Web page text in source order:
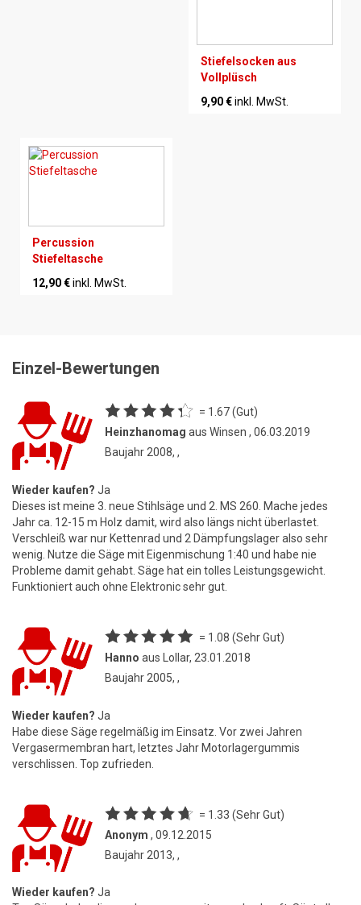
Stiefelsocken aus
Vollplüsch
9,90 €inkl. MwSt.
Percussion
Stiefeltasche
12,90 €inkl. MwSt.
Einzel-Bewertungen
= 1.67 (Gut)
Heinzhanomag aus Winsen , 06.03.2019
Baujahr 2008, ,
Wieder kaufen? Ja
Dieses ist meine 3. neue Stihlsäge und 2. MS 260. Mache jedes
Jahr ca. 12-15 m Holz damit, wird also längs nicht überlastet.
Verschleiß war nur Kettenrad und 2 Dämpfungslager also sehr
wenig. Nutze die Säge mit Eigenmischung 1:40 und habe nie
Probleme damit gehabt. Säge hat ein tolles Leistungsgewicht.
Funktioniert auch ohne Elektronic sehr gut.
= 1.08 (Sehr Gut)
Hanno aus Lollar, 23.01.2018
Baujahr 2005, ,
Wieder kaufen? Ja
Habe diese Säge regelmäßig im Einsatz. Vor zwei Jahren
Vergasermembran hart, letztes Jahr Motorlagergummis
verschlissen. Top zufrieden.
= 1.33 (Sehr Gut)
Anonym , 09.12.2015
Baujahr 2013, ,
Wieder kaufen? Ja